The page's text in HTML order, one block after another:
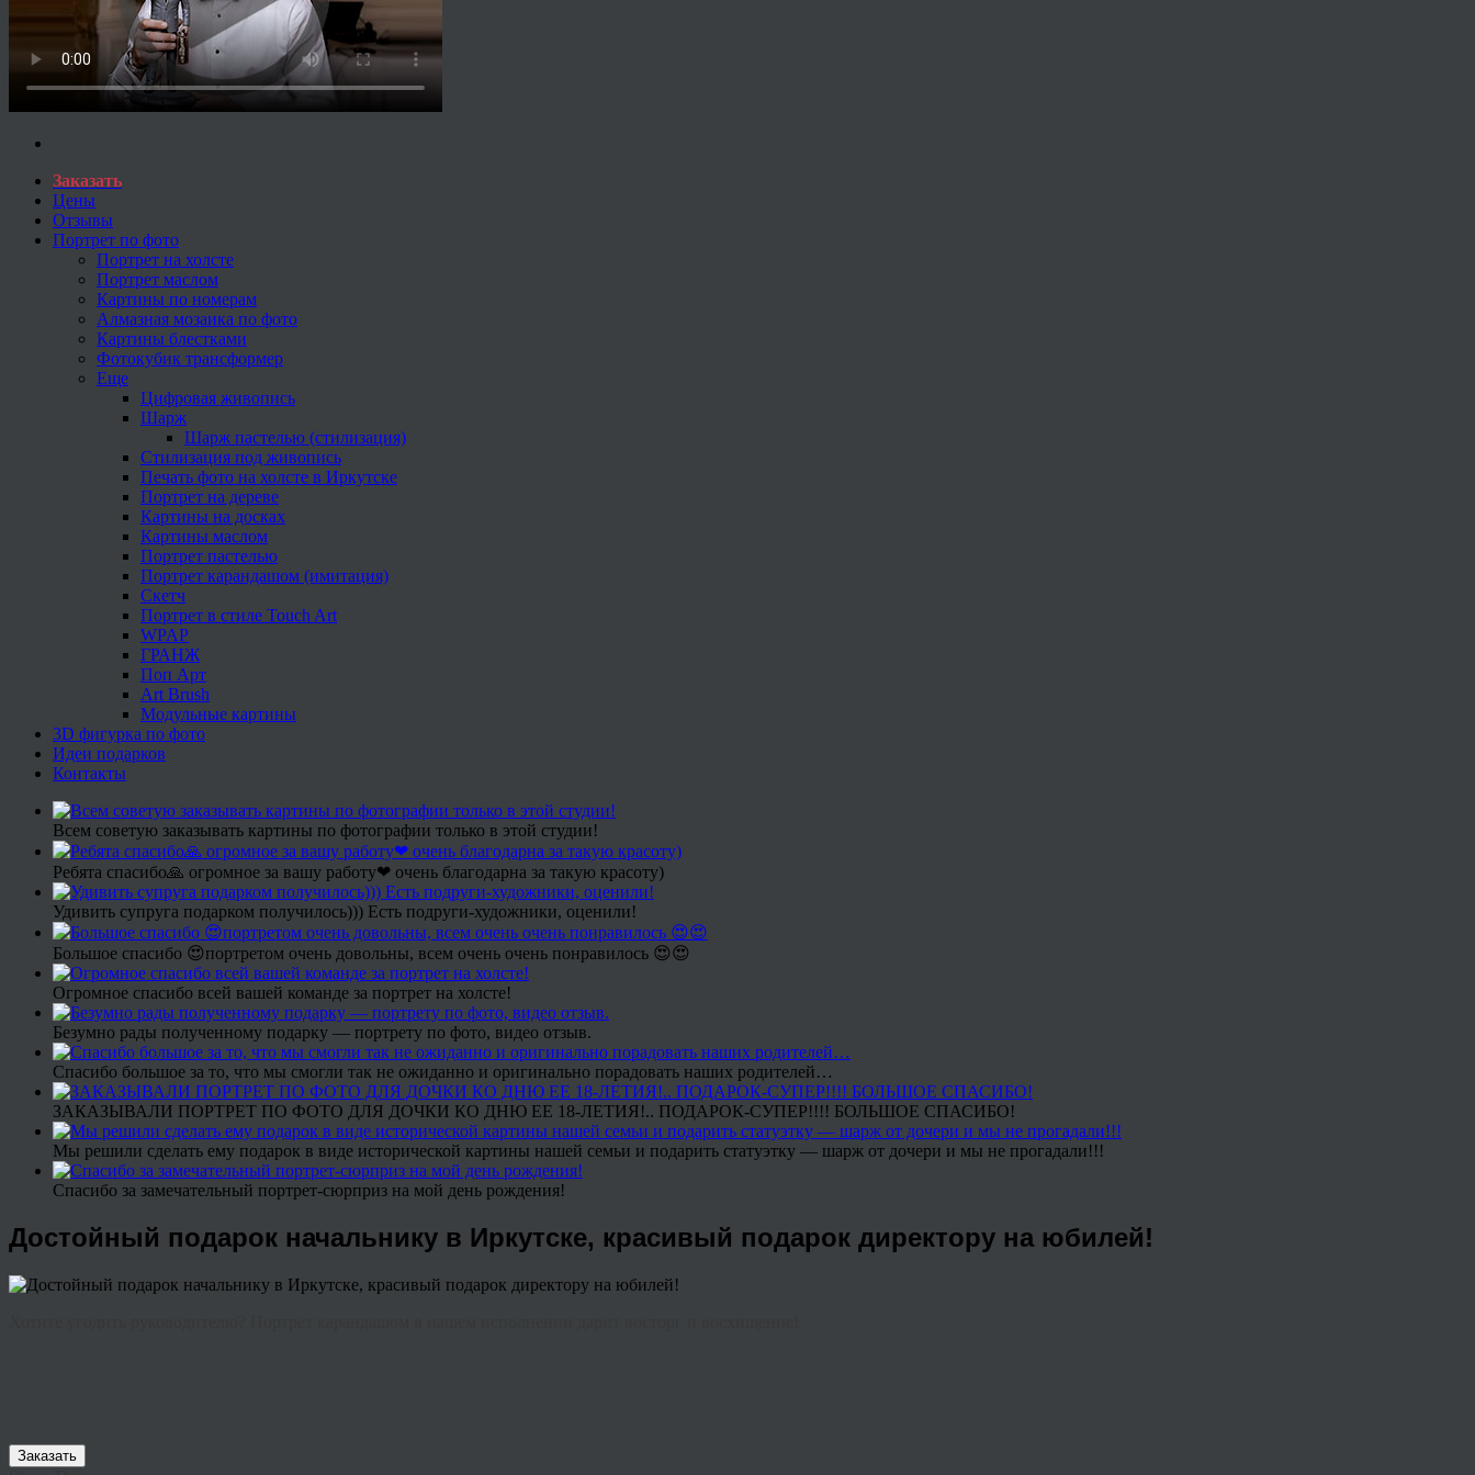
Заказать
Цены
Отзывы
Портрет по фото
Портрет на холсте
Портрет маслом
Картины по номерам
Алмазная мозаика по фото
Картины блестками
Фотокубик трансформер
Еще
Цифровая живопись
Шарж
Шарж пастелью (стилизация)
Стилизация под живопись
Печать фото на холсте в Иркутске
Портрет на дереве
Картины на досках
Картины маслом
Портрет пастелью
Портрет карандашом (имитация)
Скетч
Портрет в стиле Touch Art
WPAP
ГРАНЖ
Поп Арт
Art Brush
Модульные картины
3D фигурка по фото
Идеи подарков
Контакты
Всем советую заказывать картины по фотографии только в этой студии!
Ребята спасибо🙏 огромное за вашу работу❤ очень благодарна за такую красоту)
Удивить супруга подарком получилось))) Есть подруги-художники, оценили!
Большое спасибо 😍портретом очень довольны, всем очень очень понравилось 😍😍
Огромное спасибо всей вашей команде за портрет на холсте!
Безумно рады полученному подарку — портрету по фото, видео отзыв.
Спасибо большое за то, что мы смогли так не ожиданно и оригинально порадовать наших родителей…
ЗАКАЗЫВАЛИ ПОРТРЕТ ПО ФОТО ДЛЯ ДОЧКИ КО ДНЮ ЕЕ 18-ЛЕТИЯ!.. ПОДАРОК-СУПЕР!!!! БОЛЬШОЕ СПАСИБО!
Мы решили сделать ему подарок в виде исторической картины нашей семьи и подарить статуэтку — шарж от дочери и мы не прогадали!!!
Спасибо за замечательный портрет-сюрприз на мой день рождения!
Достойный подарок начальнику в Иркутске, красивый подарок директору на юбилей!
Заказать